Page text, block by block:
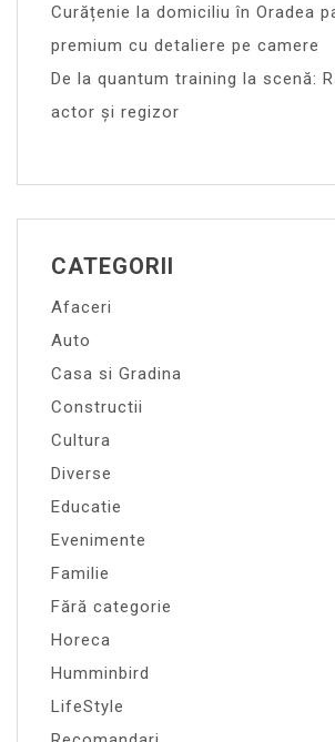
Curățenie la domiciliu în Oradea
premium cu detaliere pe camere
De la quantum training la scenă:
actor și regizor
CATEGORII
Afaceri
Auto
Casa si Gradina
Constructii
Cultura
Diverse
Educatie
Evenimente
Familie
Fără categorie
Horeca
Humminbird
LifeStyle